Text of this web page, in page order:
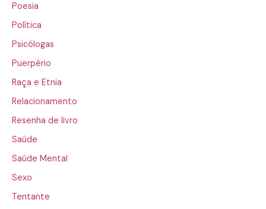
Poesia
Política
Psicólogas
Puerpério
Raça e Etnia
Relacionamento
Resenha de livro
Saúde
Saúde Mental
Sexo
Tentante